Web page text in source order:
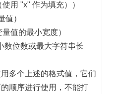
用 "x" 作为填充））
值）
值的最小宽度）
数位数或最大字符串长
多个上述的格式值，它们
顺序进行使用，不能打